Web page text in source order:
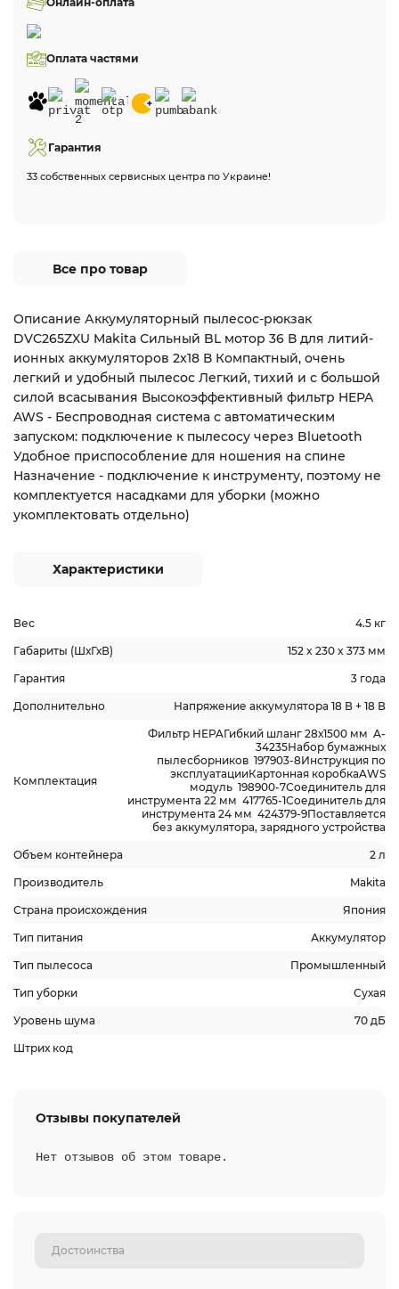
Оплата частями
Гарантия
33 собственных сервисных центра по Украине!
Все про товар
Описание Аккумуляторный пылесос-рюкзак
DVC265ZXU Makita Сильный BL мотор 36 В для литий-
ионных аккумуляторов 2x18 В Компактный, очень
легкий и удобный пылесос Легкий, тихий и с большой
силой всасывания Высокоэффективный фильтр HEPA
AWS - Беспроводная система с автоматическим
запуском: подключение к пылесосу через Bluetooth
Удобное приспособление для ношения на спине
Назначение - подключение к инструменту, поэтому не
комплектуется насадками для уборки (можно
укомплектовать отдельно)
Характеристики
Вес 4.5 кг
Габариты (ШхГхВ) 152 x 230 x 373 мм
Гарантия 3 года
Дополнительно Напряжение аккумулятора 18 В + 18 В
Комплектация
Фильтр HEPAГибкий шланг 28х1500 мм A-
34235Набор бумажных
пылесборников 197903-8Инструкция по
эксплуатацииКартонная коробкаAWS
модуль 198900-7Соединитель для
инструмента 22 мм 417765-1Соединитель для
инструмента 24 мм 424379-9Поставляется
без аккумулятора, зарядного устройства
Объем контейнера 2 л
Производитель Makita
Страна происхождения Япония
Тип питания Аккумулятор
Тип пылесоса Промышленный
Тип уборки Сухая
Уровень шума 70 дБ
Штрих код
Отзывы покупателей
Нет отзывов об этом товаре.